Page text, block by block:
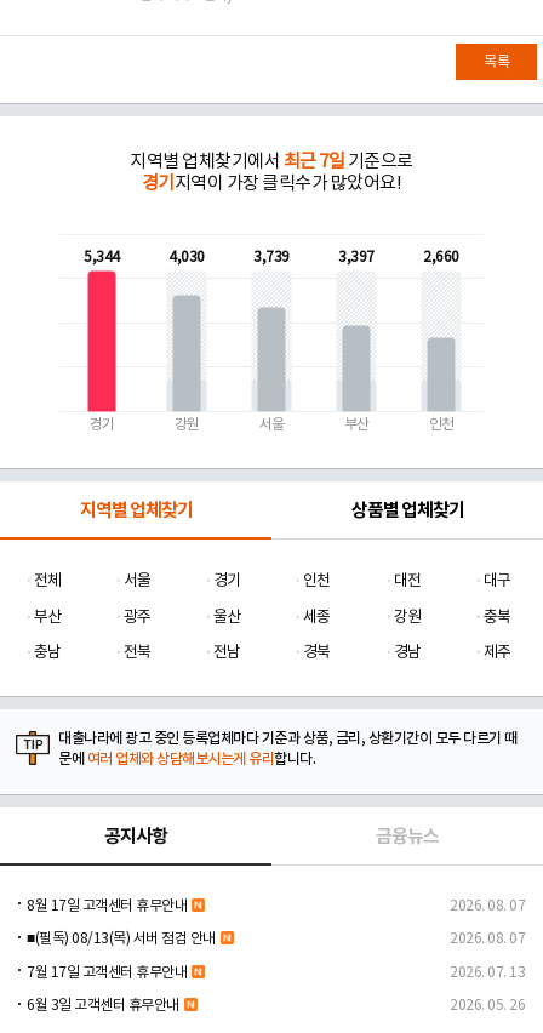
목록
지역별 업체찾기에서 최근 7일 기준으로
경기 지역이 가장 클릭수가 많았어요!
5,344
경기
4,030
강원
3,739
서울
3,397
부산
2,660
인천
지역별 업체찾기 상품별 업체찾기
전체 서울 경기 인천 대전
대구
부산
광주 울산 세종 강원
충북
충남
전북 전남 경북 경남 제주
대출나라에 광고 중인 등록업체마다 기준과 상품, 금리, 상환기간이 모두 다르기 때
문에 여러 업체와 상담해보시는게 유리합니다.
공지사항 금융뉴스
8월 17일 고객센터 휴무안내 2026. 08. 07
■(필독) 08/13(목) 서버 점검 안내 2026. 08. 07
7월 17일 고객센터 휴무안내 2026. 07. 13
6월 3일 고객센터 휴무안내 2026. 05. 26